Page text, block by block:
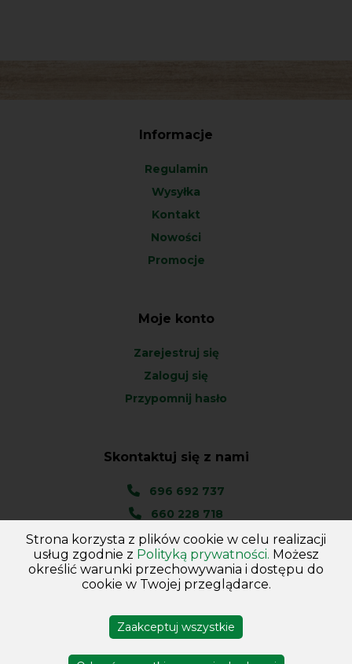
Informacje
Regulamin
Wysyłka
Kontakt
Nowości
Promocje
Moje konto
Zarejestruj się
Zaloguj się
Przypomnij hasło
Skontaktuj się z nami
696 692 737
660 228 718
Ul. Węgierska 1A
46-045 Kotórz Mały
(woj. Opolskie)
Copyright © 2026 Hurtownia - Majster. Wszelkie prawa
Strona korzysta z plików cookie w celu realizacji
usług zgodnie z Polityką prywatności. Możesz
określić warunki przechowywania i dostępu do
cookie w Twojej przeglądarce.
Zaakceptuj wszystkie